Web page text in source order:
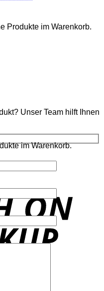
Produkte im Warenkorb.
im Warenkorb.
Unser Team hilft Ihnen